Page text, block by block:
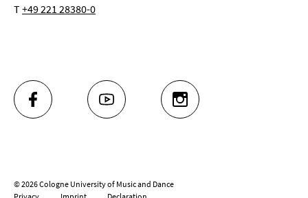
T+49 221 28380-0
FACEBOOK YOUTUBE INSTAGRAM
© 2026 Cologne University of Music and Dance